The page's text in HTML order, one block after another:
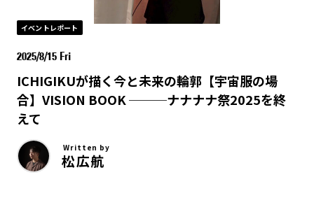
イベントレポート
2025/8/15 Fri
ICHIGIKUが描く今と未来の輪郭【宇宙服の場
合】VISION BOOK ───ナナナナ祭2025を終
えて
Written by
松広航